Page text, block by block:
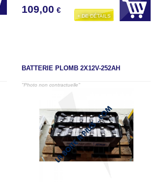
109,00 €
+ DE DÉTAILS
BATTERIE PLOMB 2X12V-252AH
"Photo non contractuelle"